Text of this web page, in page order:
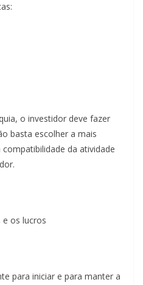
o investidor deve fazer
basta escolher a mais
da atividade
e os lucros
para iniciar e para manter a